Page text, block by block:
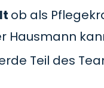
ob als
Hausmann
Teil des